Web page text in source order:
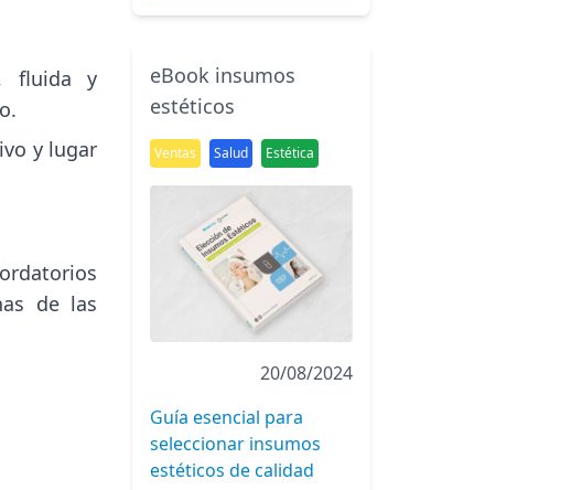
fluida y
y lugar
de las
eBook insumos
estéticos
Ventas Salud Estética
20/08/2024
Guía esencial para
seleccionar insumos
estéticos de calidad